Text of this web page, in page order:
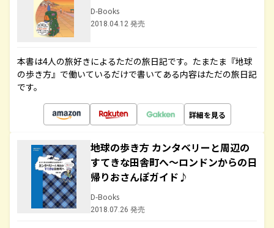
D-Books
2018.04.12 発売
本書は4人の旅好きによるただの旅日記です。たまたま『地球
の歩き方』で働いているだけで書いてある内容はただの旅日記
です。
詳細を見る
地球の歩き方 カンタベリーと周辺の
すてきな田舎町へ～ロンドンからの日
帰りおさんぽガイド♪
D-Books
2018.07.26 発売